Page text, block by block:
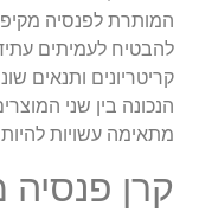
המותרת לפנסיה
להבטיח לעמיתים
קריטריונים ותנאים
הנכונה בין שני
מתאימה עשויות
קרן פנסיה